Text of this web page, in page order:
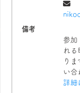
備考
参加
れる
り
い
詳細